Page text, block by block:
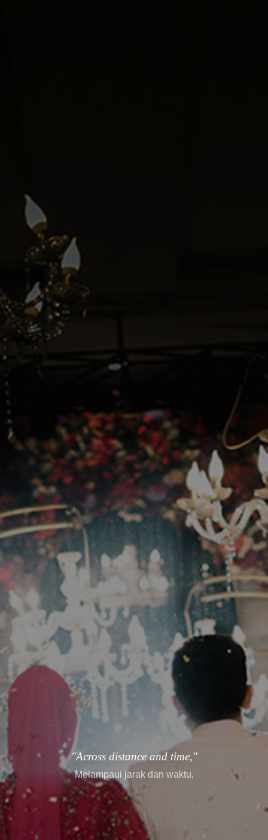
"every story finds its way."
setiap cerita menemukan jalannya.